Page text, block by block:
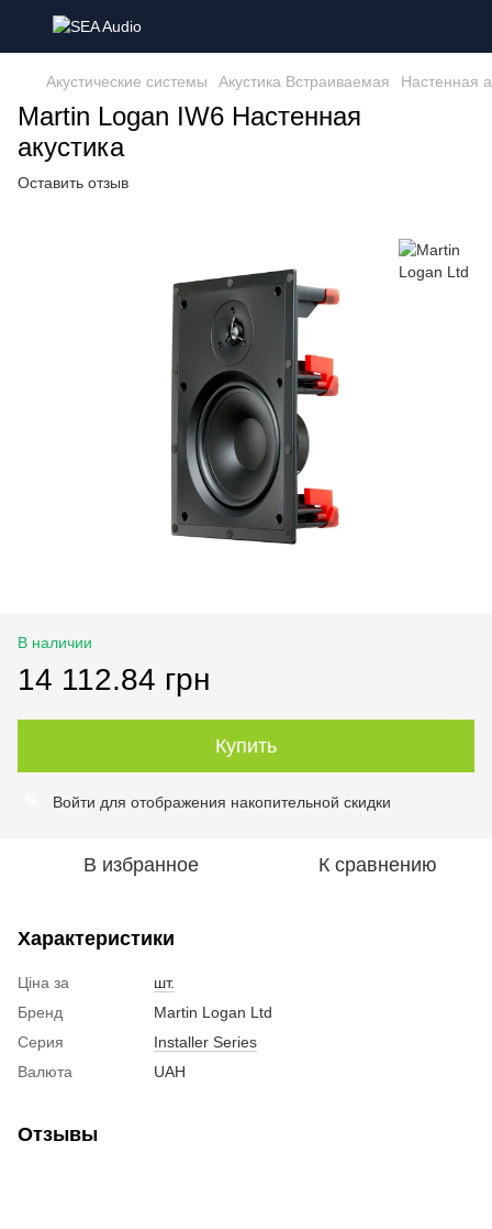
Акустические системы Акустика Встраиваемая Настенная
Martin Logan IW6 Настенная
акустика
Оставить отзыв
В наличии
14 112.84 грн
Купить
Войти для отображения накопительной скидки
В избранное К сравнению
Характеристики
Ціна за
шт.
Бренд
Martin Logan Ltd
Серия
Installer Series
Валюта
UAH
Отзывы